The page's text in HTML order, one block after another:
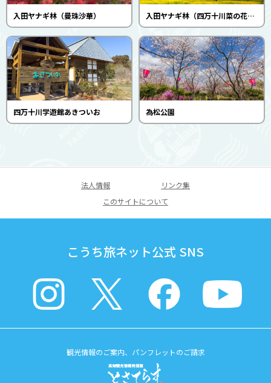
入田ヤナギ林（曼珠沙華） 入田ヤナギ林（四万十川菜の花の森）
四万十川学遊館あきついお 為松公園
法人情報
リンク集
このサイトについて
こうち旅ネット公式 SNS
観光情報のご案内、パンフレットのご請求